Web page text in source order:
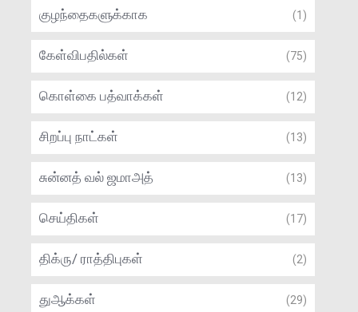
குழந்தைகளுக்காக (1)
கேள்விபதில்கள் (75)
கொள்கை பத்வாக்கள் (12)
சிறப்பு நாட்கள் (13)
சுன்னத் வல் ஜமாஅத் (13)
செய்திகள் (17)
திக்ரு/ ராத்திபுகள் (2)
துஆக்கள் (29)